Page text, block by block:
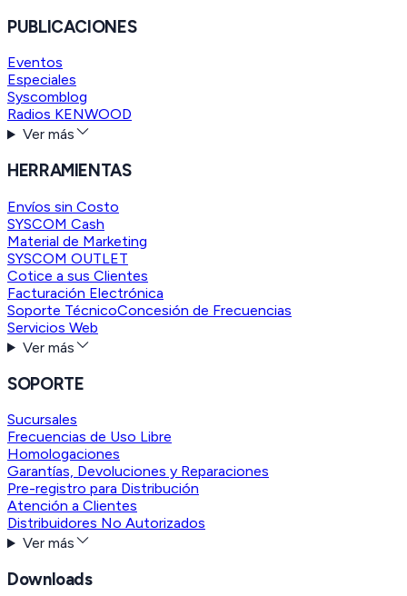
PUBLICACIONES
Eventos
Especiales
Syscomblog
Radios KENWOOD
Ver más
HERRAMIENTAS
Envíos sin Costo
SYSCOM Cash
Material de Marketing
SYSCOM OUTLET
Cotice a sus Clientes
Facturación Electrónica
Soporte TécnicoConcesión de Frecuencias
Servicios Web
Ver más
SOPORTE
Sucursales
Frecuencias de Uso Libre
Homologaciones
Garantías, Devoluciones y Reparaciones
Pre-registro para Distribución
Atención a Clientes
Distribuidores No Autorizados
Ver más
Downloads